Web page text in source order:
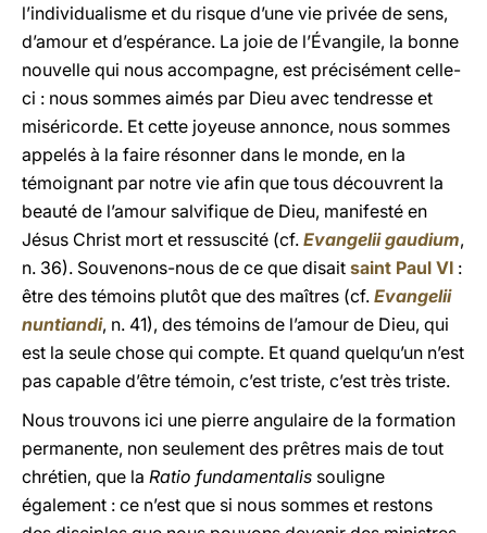
l’individualisme et du risque d’une vie privée de sens,
d’amour et d’espérance. La joie de l’Évangile, la bonne
nouvelle qui nous accompagne, est précisément celle-
ci : nous sommes aimés par Dieu avec tendresse et
miséricorde. Et cette joyeuse annonce, nous sommes
appelés à la faire résonner dans le monde, en la
témoignant par notre vie afin que tous découvrent la
beauté de l’amour salvifique de Dieu, manifesté en
Jésus Christ mort et ressuscité (cf. Evangelii gaudium,
n. 36). Souvenons-nous de ce que disait saint Paul VI :
être des témoins plutôt que des maîtres (cf. Evangelii
nuntiandi, n. 41), des témoins de l’amour de Dieu, qui
est la seule chose qui compte. Et quand quelqu’un n’est
pas capable d’être témoin, c’est triste, c’est très triste.
Nous trouvons ici une pierre angulaire de la formation
permanente, non seulement des prêtres mais de tout
chrétien, que la Ratio fundamentalis souligne
également : ce n’est que si nous sommes et restons